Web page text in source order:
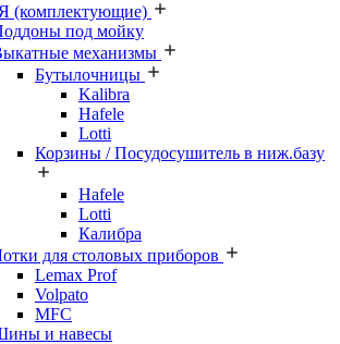
под мойку
механизмы
Бутылочницы
Kalibra
Hafele
Lotti
Корзины / Посудосушитель в ниж.базу
Hafele
Lotti
Калибра
для столовых приборов
Lemax Prof
Volpato
MFC
и навесы